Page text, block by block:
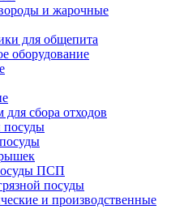
и жарочные
для общепита
оборудование
сбора отходов
посуды
ПСП
посуды
и производственные